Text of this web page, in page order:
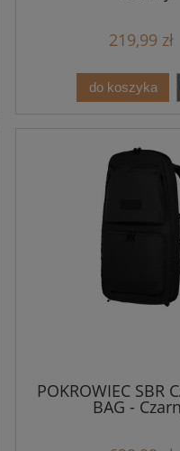
219,99 zł
do koszyka
POKROWIEC SBR
BAG -